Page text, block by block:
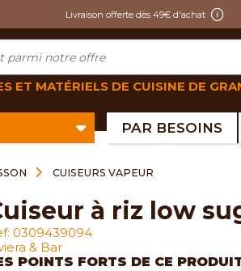
Livraison offerte dès 49€ d'achat
ET MATÉRIELS DE CUISINE DE
PAR BESOINS
CUISEURS VAPEUR
cuiseur à riz low
0309439094
& Bar
POINTS FORTS DE CE